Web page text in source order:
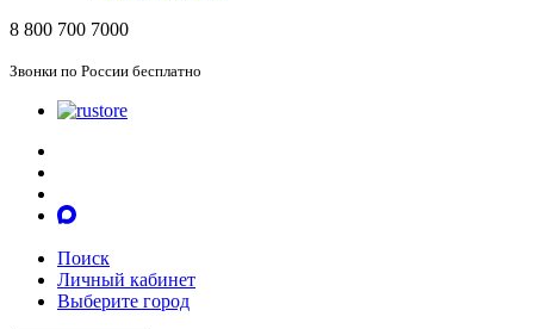
8 800 700 7000
Звонки по России бесплатно
Поиск
Личный кабинет
Выберите город